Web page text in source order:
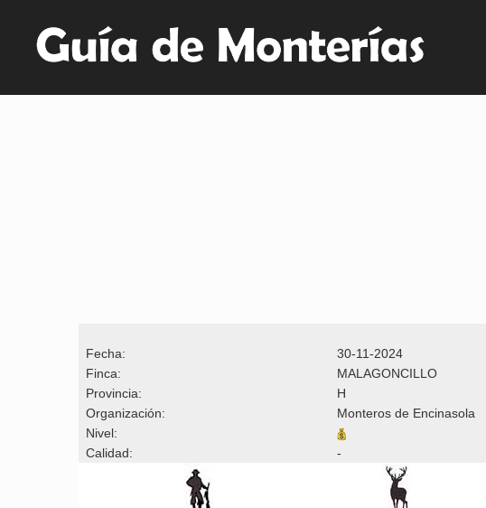
Fecha:
30-11-2024
Finca:
MALAGONCILLO
Provincia:
H
Organización:
Monteros de Encinasola
Nivel:
Calidad:
-